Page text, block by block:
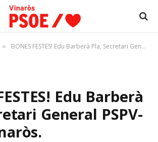
» BONES FESTES! Edu Barberà Pla, Secretari General PSPV-PSOE Vinaròs.
Edu Barberà
General PSPV-